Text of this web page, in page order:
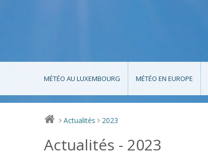
MÉTÉO AU LUXEMBOURG MÉTÉO EN EUROPE
> Actualités > 2023
Actualités - 2023